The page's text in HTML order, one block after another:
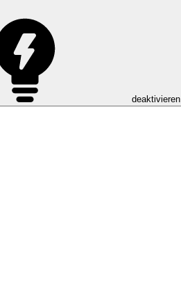
deaktivieren